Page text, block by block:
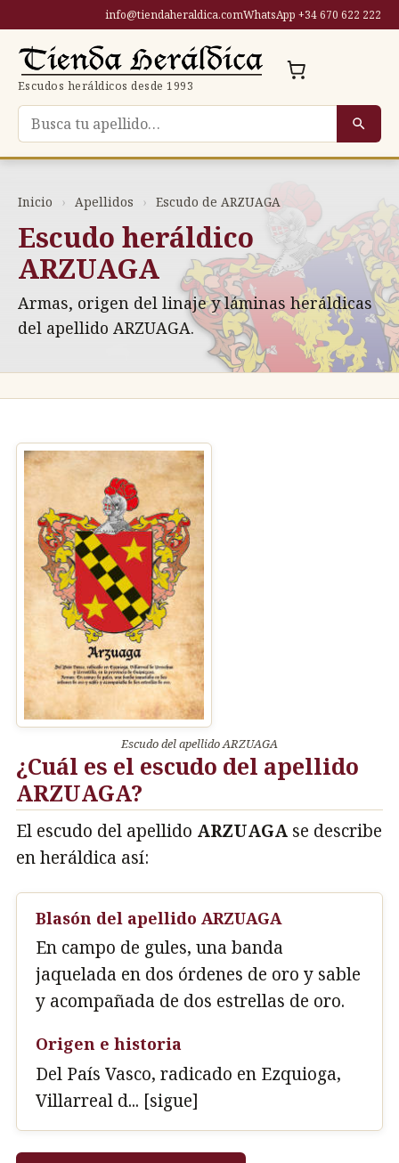
contenido
info@tiendaheraldica.comWhatsApp +34 670 622 222
Escudos heráldicos desde 1993
Buscar escudo por apellido
Inicio › Apellidos › Escudo de ARZUAGA
Escudo heráldico
ARZUAGA
Armas, origen del linaje y láminas heráldicas
del apellido ARZUAGA.
Escudo del apellido ARZUAGA
¿Cuál es el escudo del apellido
ARZUAGA?
El escudo del apellido ARZUAGA se describe
en heráldica así:
Blasón del apellido ARZUAGA
En campo de gules, una banda
jaquelada en dos órdenes de oro y sable
y acompañada de dos estrellas de oro.
Origen e historia
Del País Vasco, radicado en Ezquioga,
Villarreal d... [sigue]